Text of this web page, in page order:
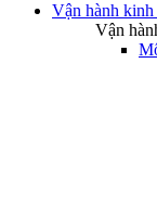
Vận hành kinh
Vận